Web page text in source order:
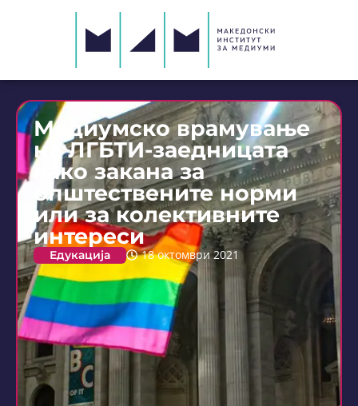
Медиумско врамување
на ЛГБТИ-заедницата
како закана за
општествените норми
или за колективните
интереси
Едукација 18 октомври 2021